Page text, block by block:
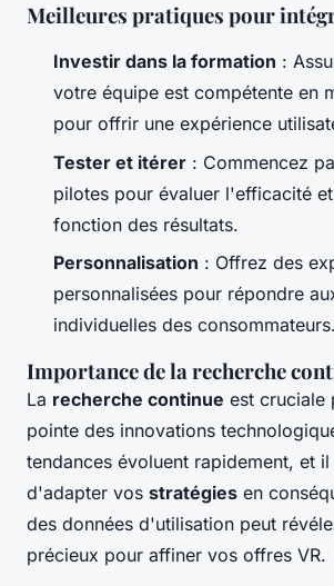
Meilleures pratiques pour
Investir dans la formation :
votre équipe est compétente en
pour offrir une expérience
Tester et itérer : Commencez
pilotes pour évaluer l'efficacité
fonction des résultats.
Personnalisation : Offrez des
personnalisées pour répondre
individuelles des consommateurs.
Importance de la recherche
La recherche continue est cruciale
pointe des innovations
tendances évoluent rapidement, et il
d'adapter vos stratégies en
des données d'utilisation peut
précieux pour affiner vos offres VR.